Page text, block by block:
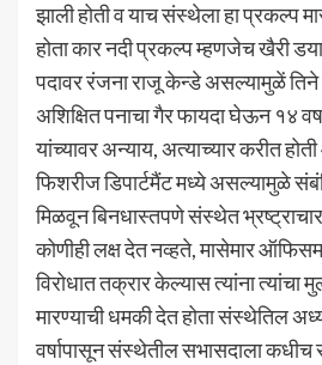
झाली होती व याच संस्थेला हा प्रकल्प
होता कार नदी प्रकल्प म्हणजेच खैरी
पदावर रंजना राजू केन्डे असल्यामुळें तिने
अशिक्षित पनाचा गैर फायदा घेऊन १४
यांच्यावर अन्याय, अत्याच्यार करीत
फिशरीज डिपार्टमैंट मध्ये असल्यामुळे
मिळवून बिनधास्तपणे संस्थेत
कोणीही लक्ष देत नव्हते, मासेमार
विरोधात तक्रार केल्यास त्यांना त्यांचा
मारण्याची धमकी देत होता संस्थेतिल
वर्षापासून संस्थेतील सभासदाला कधीच